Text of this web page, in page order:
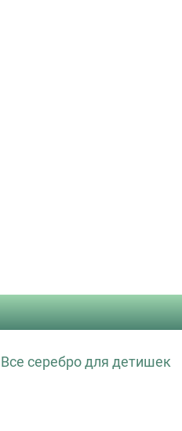
Все серебро для детишек